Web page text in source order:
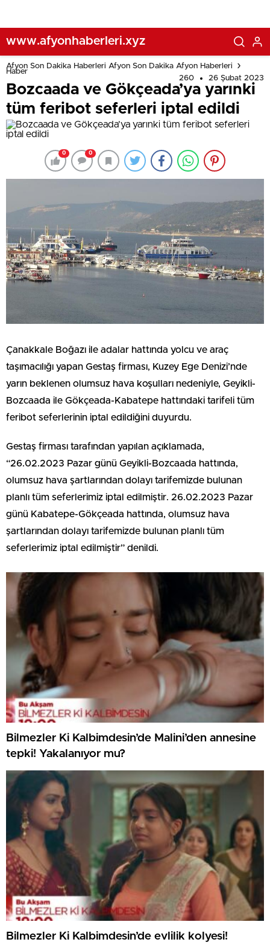
www.afyonhaberleri.xyz
Afyon Son Dakika Haberleri Afyon Son Dakika Afyon Haberleri
Haber
260
26 Şubat 2023
Bozcaada ve Gökçeada’ya yarınki
tüm feribot seferleri iptal edildi
0 0
Çanakkale Boğazı ile adalar hattında yolcu ve araç
taşımacılığı yapan Gestaş firması, Kuzey Ege Denizi’nde
yarın beklenen olumsuz hava koşulları nedeniyle, Geyikli-
Bozcaada ile Gökçeada-Kabatepe hattındaki tarifeli tüm
feribot seferlerinin iptal edildiğini duyurdu.
Gestaş firması tarafından yapılan açıklamada,
“26.02.2023 Pazar günü Geyikli-Bozcaada hattında,
olumsuz hava şartlarından dolayı tarifemizde bulunan
planlı tüm seferlerimiz iptal edilmiştir. 26.02.2023 Pazar
günü Kabatepe-Gökçeada hattında, olumsuz hava
şartlarından dolayı tarifemizde bulunan planlı tüm
seferlerimiz iptal edilmiştir” denildi.
Bilmezler Ki Kalbimdesin’de Malini’den annesine
tepki! Yakalanıyor mu?
Bilmezler Ki Kalbimdesin’de evlilik kolyesi!